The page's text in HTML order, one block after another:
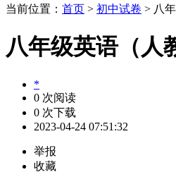
当前位置： 首页 > 初中试卷 > 八
八年级英语（人
*
0 次阅读
0 次下载
2023-04-24 07:51:32
举报
收藏